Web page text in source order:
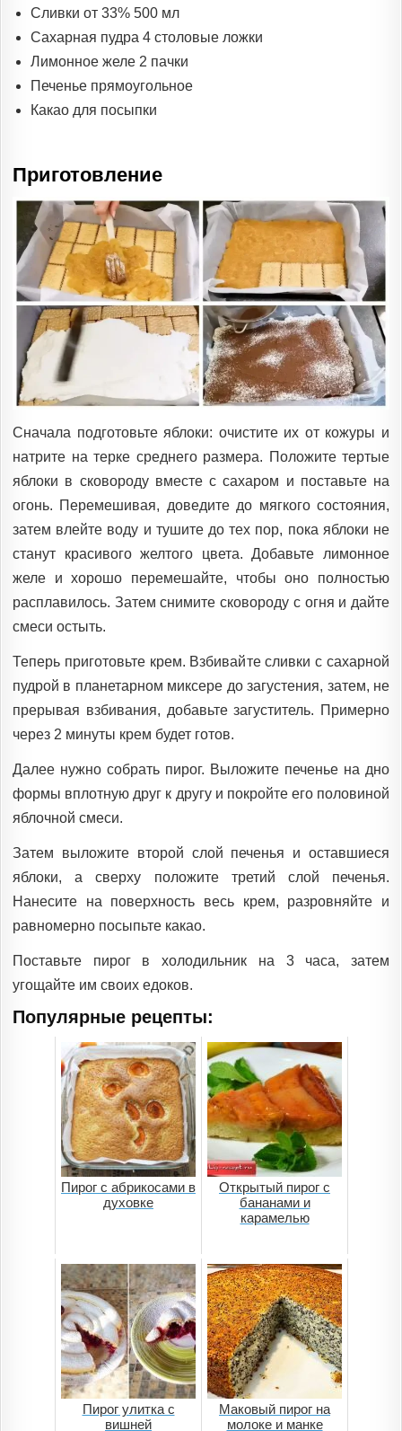
Сливки от 33% 500 мл
Сахарная пудра 4 столовые ложки
Лимонное желе 2 пачки
Печенье прямоугольное
Какао для посыпки
Приготовление
Сначала подготовьте яблоки: очистите их от кожуры и
натрите на терке среднего размера. Положите тертые
яблоки в сковороду вместе с сахаром и поставьте на
огонь. Перемешивая, доведите до мягкого состояния,
затем влейте воду и тушите до тех пор, пока яблоки не
станут красивого желтого цвета. Добавьте лимонное
желе и хорошо перемешайте, чтобы оно полностью
расплавилось. Затем снимите сковороду с огня и дайте
смеси остыть.
Теперь приготовьте крем. Взбивайте сливки с сахарной
пудрой в планетарном миксере до загустения, затем, не
прерывая взбивания, добавьте загуститель. Примерно
через 2 минуты крем будет готов.
Далее нужно собрать пирог. Выложите печенье на дно
формы вплотную друг к другу и покройте его половиной
яблочной смеси.
Затем выложите второй слой печенья и оставшиеся
яблоки, а сверху положите третий слой печенья.
Нанесите на поверхность весь крем, разровняйте и
равномерно посыпьте какао.
Поставьте пирог в холодильник на 3 часа, затем
угощайте им своих едоков.
Популярные рецепты:
Пирог с абрикосами в
духовке
Открытый пирог с
бананами и
карамелью
Пирог улитка с
вишней
Маковый пирог на
молоке и манке